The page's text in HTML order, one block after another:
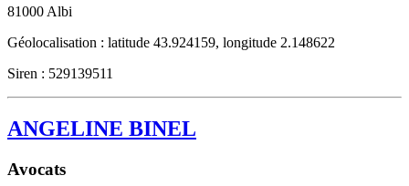
81000 Albi
Géolocalisation : latitude 43.924159, longitude 2.148622
Siren : 529139511
ANGELINE BINEL
Avocats